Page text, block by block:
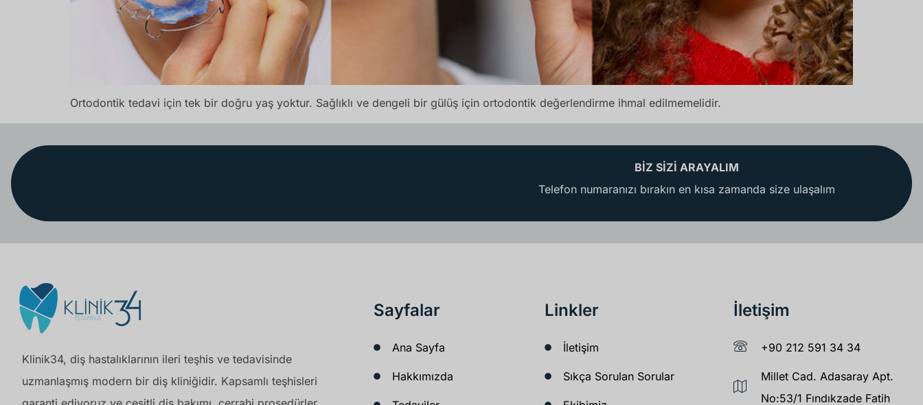
Ortodontik tedavi için tek bir doğru yaş yoktur. Sağlıklı ve dengeli bir gülüş için ortodontik değerlendirme ihmal edilmemelidir.
BİZ SİZİ ARAYALIM
Telefon numaranızı bırakın en kısa zamanda size ulaşalım
Klinik34, diş hastalıklarının ileri teşhis ve tedavisinde
uzmanlaşmış modern bir diş kliniğidir. Kapsamlı teşhisleri
Sayfalar
Ana Sayfa
Hakkımızda
Linkler
İletişim
Sıkça Sorulan Sorular
İletişim
+90 212 591 34 34
Millet Cad. Adasaray Apt.
No:53/1 Fındıkzade Fatih